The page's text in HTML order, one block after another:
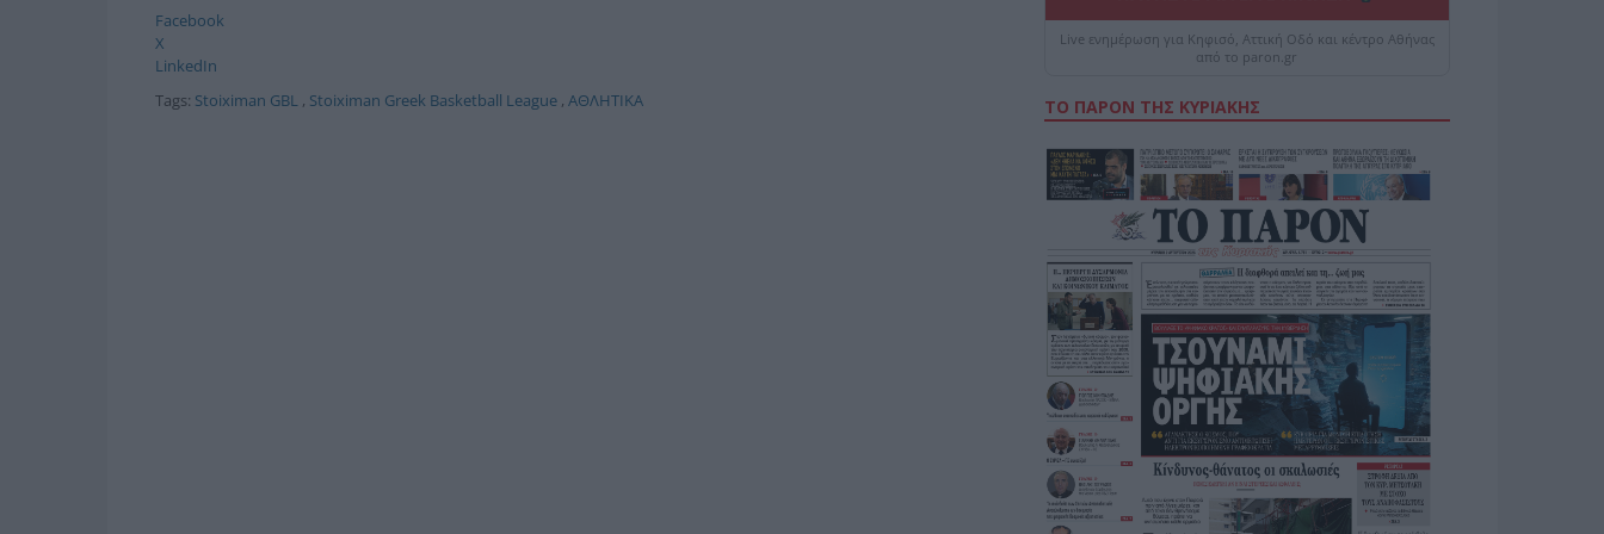
Facebook
X
LinkedIn
Tags: Stoiximan GBL, Stoiximan Greek Basketball League, ΑΘΛΗΤΙΚΑ
Live ενημέρωση για Κηφισό, Αττική Οδό και κέντρο Αθήνας
από το paron.gr
ΤΟ ΠΑΡΟΝ ΤΗΣ ΚΥΡΙΑΚΗΣ